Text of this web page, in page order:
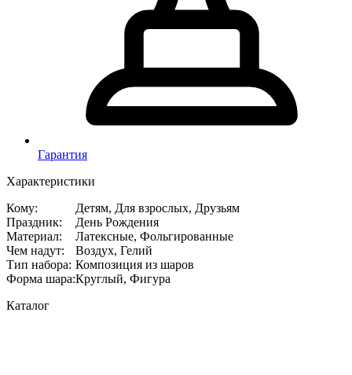
Гарантия
Характеристики
Кому:
Детям, Для взрослых, Друзьям
Праздник:
День Рождения
Материал:
Латексные, Фольгированные
Чем надут:
Воздух, Гелий
Тип набора: Композиция из шаров
Форма шара:Круглый, Фигура
Каталог